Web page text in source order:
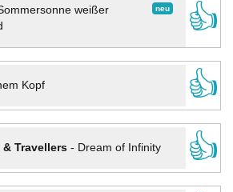
neu
weißer
👍
Kopf
👍
& Travellers- Dream of Infinity
👍